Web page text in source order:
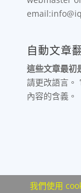
自動文章
這些文章最初
請更改語言。
內容的含義。
我們使用